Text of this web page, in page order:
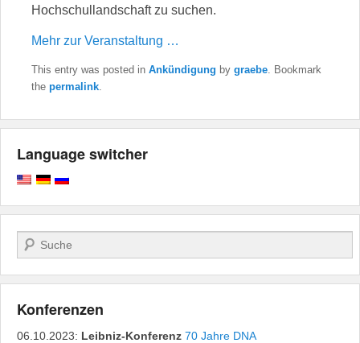
Hochschullandschaft zu suchen.
Mehr zur Veranstaltung …
This entry was posted in Ankündigung by graebe . Bookmark
the permalink
Language switcher
Search
Konferenzen
06.10.2023: Leibniz-Konferenz 70 Jahre DNA